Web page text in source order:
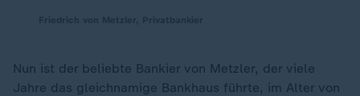
Nun ist der beliebte Bankier von Metzler, der viele
Jahre das gleichnamige Bankhaus führte, im Alter von